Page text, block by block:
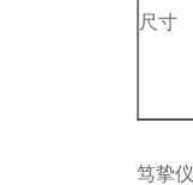
尺寸
笃挚